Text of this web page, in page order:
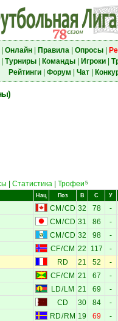
Онлайн| Правила| Опросы|
Турниры| Команды| Игроки|
Рейтинги| Форум Чат|
Статистика Трофеи 5
Нац Поз В С У
CM /CD 32 78 -
CM /CD 31 86 -
CM /CD 32 98 -
CF/CM 22 117 -
RD 21 52 -
CF/CM 21 67 -
LD/ LM 21 69 -
CD 30 84 -
RD/ RM 19 69 -